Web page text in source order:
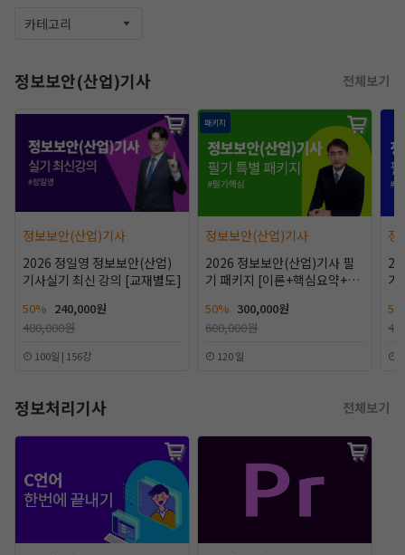
시 수강일 3일 자동 연장! 실기 87% 적중 신화 정
카테고리
정보보안(산업)기사 전체보기
정보보안(산업)기사
2026 정일영 정보보안(산업)
기사실기 최신 강의 [교재별도]
50% 240,000원
480,000원
100일 | 156강
패키지
정보보안(산업)기사
2026 정보보안(산업)기사 필
기 패키지 [이론+핵심요약+용
50% 300,000원
600,000원
120 일
정
기
정보처리기사 전체보기